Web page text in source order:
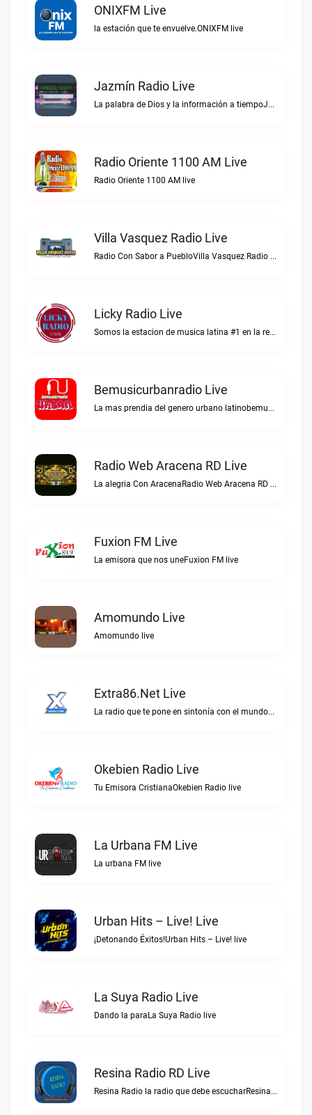
ONIXFM Live
la estación que te envuelve.ONIXFM live
Jazmín Radio Live
La palabra de Dios y la información a tiempoJazmín Radio live
Radio Oriente 1100 AM Live
Radio Oriente 1100 AM live
Villa Vasquez Radio Live
Radio Con Sabor a PuebloVilla Vasquez Radio live
Licky Radio Live
Somos la estacion de musica latina #1 en la red.Licky Radio live
Bemusicurbanradio Live
La mas prendia del genero urbano latinobemusicurbanradio live
Radio Web Aracena RD Live
La alegria Con AracenaRadio Web Aracena RD live
Fuxion FM Live
La emisora que nos uneFuxion FM live
Amomundo Live
Amomundo live
Extra86.net Live
La radio que te pone en sintonía con el mundoExtra86.net live
Okebien Radio Live
Tu Emisora CristianaOkebien Radio live
La Urbana FM Live
La urbana FM live
Urban Hits – Live! Live
¡Detonando Éxitos!Urban Hits – Live! live
La Suya Radio Live
Dando la paraLa Suya Radio live
Resina Radio RD Live
Resina Radio la radio que debe escucharResina Radio RD live